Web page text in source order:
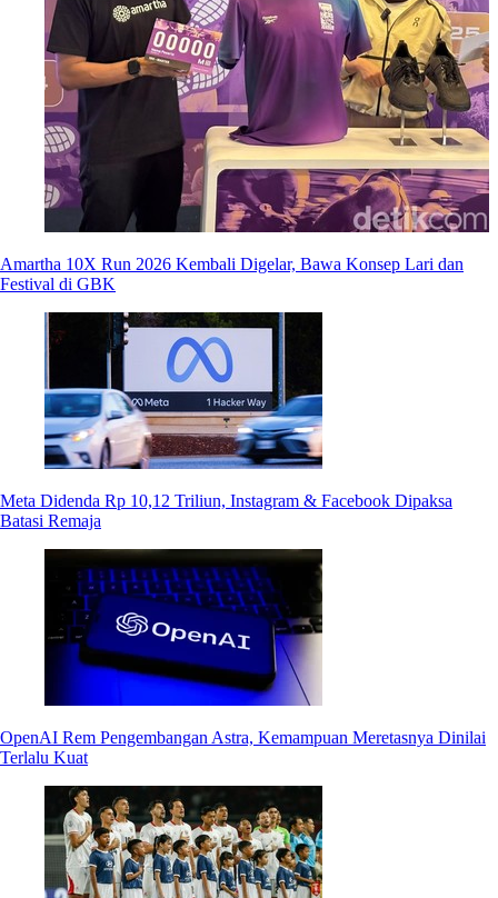
Amartha 10X Run 2026 Kembali Digelar, Bawa Konsep Lari dan
Festival di GBK
Meta Didenda Rp 10,12 Triliun, Instagram & Facebook Dipaksa
Batasi Remaja
OpenAI Rem Pengembangan Astra, Kemampuan Meretasnya Dinilai
Terlalu Kuat